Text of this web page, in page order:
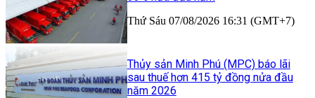
Thứ Sáu 07/08/2026 16:31 (GMT+7)
Thủy sản Minh Phú (MPC) báo lãi
sau thuế hơn 415 tỷ đồng nửa đầu
năm 2026